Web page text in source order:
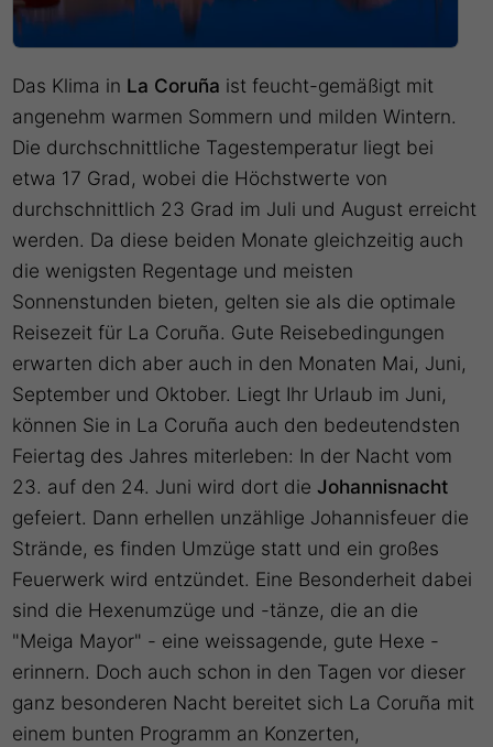
Das Klima in La Coruña ist feucht-gemäßigt mit
angenehm warmen Sommern und milden Wintern.
Die durchschnittliche Tagestemperatur liegt bei
etwa 17 Grad, wobei die Höchstwerte von
durchschnittlich 23 Grad im Juli und August erreicht
werden. Da diese beiden Monate gleichzeitig auch
die wenigsten Regentage und meisten
Sonnenstunden bieten, gelten sie als die optimale
Reisezeit für La Coruña. Gute Reisebedingungen
erwarten dich aber auch in den Monaten Mai, Juni,
September und Oktober. Liegt Ihr Urlaub im Juni,
können Sie in La Coruña auch den bedeutendsten
Feiertag des Jahres miterleben: In der Nacht vom
23. auf den 24. Juni wird dort dieJohannisnacht
gefeiert. Dann erhellen unzählige Johannisfeuer die
Strände, es finden Umzüge statt und ein großes
Feuerwerk wird entzündet. Eine Besonderheit dabei
sind die Hexenumzüge und -tänze, die an die
"Meiga Mayor" - eine weissagende, gute Hexe -
erinnern. Doch auch schon in den Tagen vor dieser
ganz besonderen Nacht bereitet sich La Coruña mit
einem bunten Programm an Konzerten,